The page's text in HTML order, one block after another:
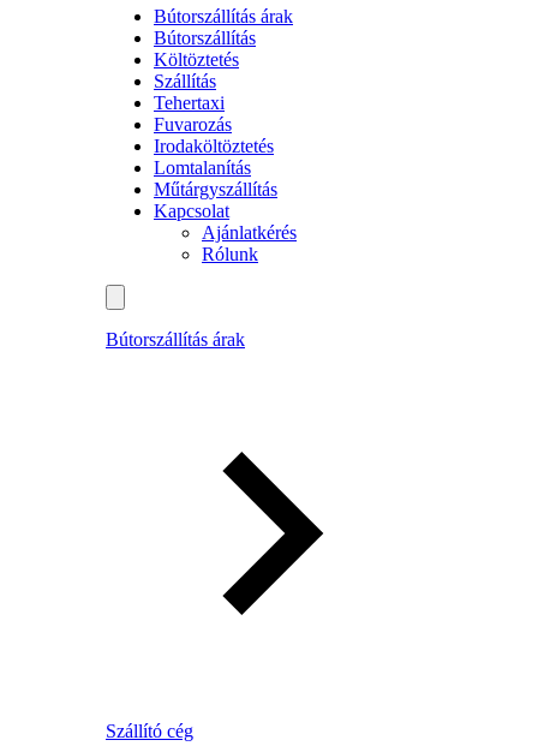
Bútorszállítás árak
Bútorszállítás
Költöztetés
Szállítás
Tehertaxi
Fuvarozás
Irodaköltöztetés
Lomtalanítás
Műtárgyszállítás
Kapcsolat
Ajánlatkérés
Rólunk
Bútorszállítás árak
Szállító cég